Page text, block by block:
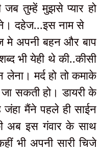
तुम्हें मुझसे प्यार हो
दहेज...इस नाम से
मे अपनी बहन और बाप
भी येही थे की..कीसी
मर्द हो तो कमाके
सकती हो। डायरी के
जंहा मैंने पहले ही साईन
अब इस गंवार के साथ
भी अपनी सारी चिजे